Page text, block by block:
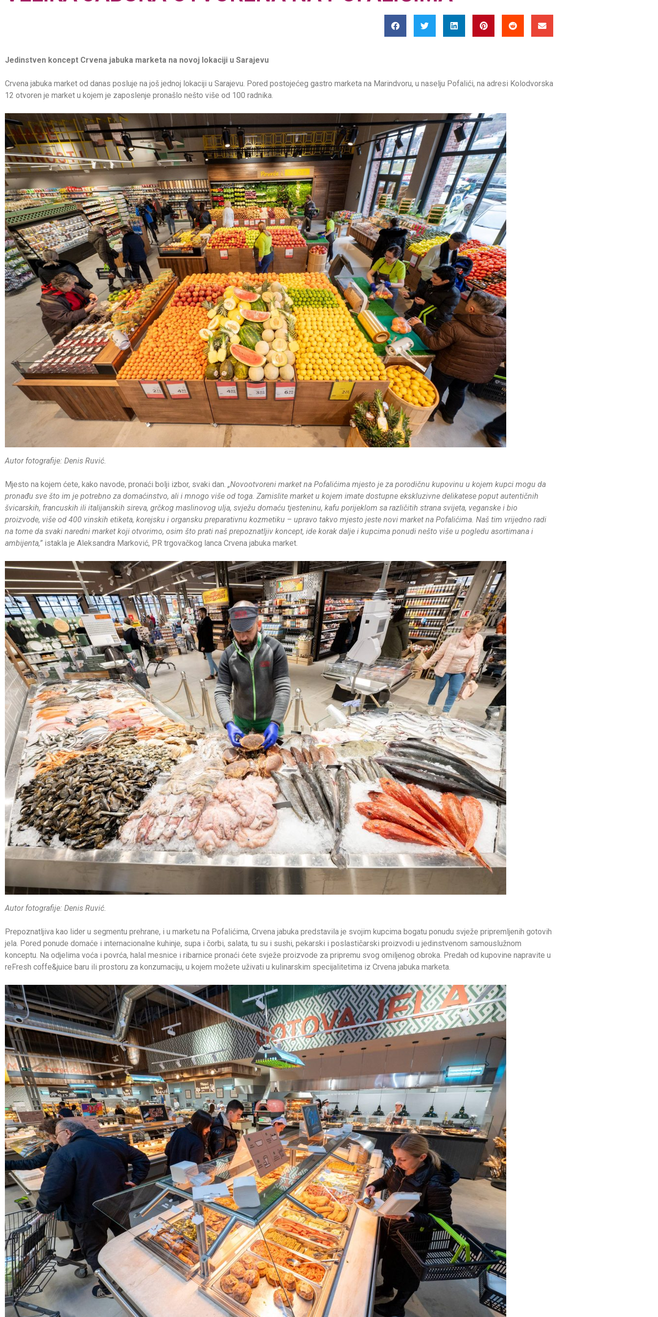
Jedinstven koncept Crvena jabuka marketa na novoj lokaciji u Sarajevu
Crvena jabuka market od danas posluje na još jednoj lokaciji u Sarajevu. Pored postojećeg gastro marketa na Marindvoru, u naselju Pofalići, na adresi Kolodvorska
12 otvoren je market u kojem je zaposlenje pronašlo nešto više od 100 radnika.
Autor fotografije: Denis Ruvić.
Mjesto na kojem ćete, kako navode, pronaći bolji izbor, svaki dan. „Novootvoreni market na Pofalićima mjesto je za porodičnu kupovinu u kojem kupci mogu da
pronađu sve što im je potrebno za domaćinstvo, ali i mnogo više od toga. Zamislite market u kojem imate dostupne ekskluzivne delikatese poput autentičnih
švicarskih, francuskih ili italijanskih sireva, grčkog maslinovog ulja, svježu domaću tjesteninu, kafu porijeklom sa različitih strana svijeta, veganske i bio
proizvode, više od 400 vinskih etiketa, korejsku i organsku preparativnu kozmetiku – upravo takvo mjesto jeste novi market na Pofalićima. Naš tim vrijedno radi
na tome da svaki naredni market koji otvorimo, osim što prati naš prepoznatljiv koncept, ide korak dalje i kupcima ponudi nešto više u pogledu asortimana i
ambijenta,” istakla je Aleksandra Marković, PR trgovačkog lanca Crvena jabuka market.
Autor fotografije: Denis Ruvić.
Prepoznatljiva kao lider u segmentu prehrane, i u marketu na Pofalićima, Crvena jabuka predstavila je svojim kupcima bogatu ponudu svježe pripremljenih gotovih
jela. Pored ponude domaće i internacionalne kuhinje, supa i čorbi, salata, tu su i sushi, pekarski i poslastičarski proizvodi u jedinstvenom samouslužnom
konceptu. Na odjelima voća i povrća, halal mesnice i ribarnice pronaći ćete svježe proizvode za pripremu svog omiljenog obroka. Predah od kupovine napravite u
reFresh coffe&juice baru ili prostoru za konzumaciju, u kojem možete uživati u kulinarskim specijalitetima iz Crvena jabuka marketa.